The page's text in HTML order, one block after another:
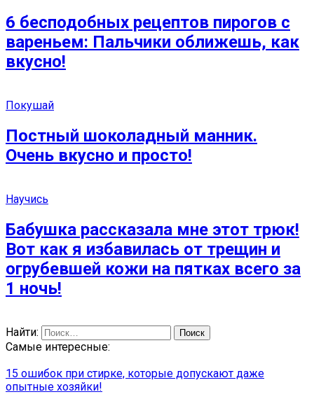
6 бесподобных рецептов пирогов с
вареньем: Пальчики оближешь, как
вкусно!
Покушай
Постный шоколадный манник.
Очень вкусно и просто!
Научись
Бабушка рассказала мне этот трюк!
Вот как я избавилась от трещин и
огрубевшей кожи на пятках всего за
1 ночь!
Найти:
Самые интересные:
15 ошибок при стирке, которые допускают даже
опытные хозяйки!